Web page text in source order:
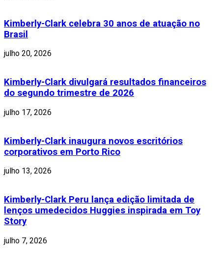
Kimberly-Clark celebra 30 anos de atuação no
Brasil
julho 20, 2026
Kimberly-Clark divulgará resultados financeiros
do segundo trimestre de 2026
julho 17, 2026
Kimberly-Clark inaugura novos escritórios
corporativos em Porto Rico
julho 13, 2026
Kimberly-Clark Peru lança edição limitada de
lenços umedecidos Huggies inspirada em Toy
Story
julho 7, 2026